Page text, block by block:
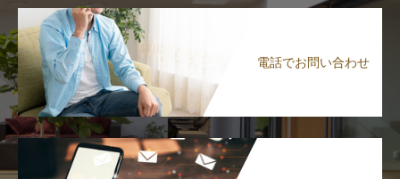
電話でお問い合わせ